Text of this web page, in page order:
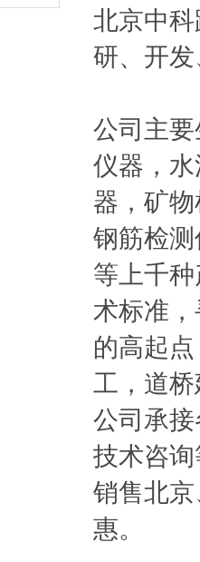
北京中
研、开
公司主
仪器，
器，矿
钢筋检
等上千
术标准
的高起
工，道
公司承
技术咨
销售北
惠。